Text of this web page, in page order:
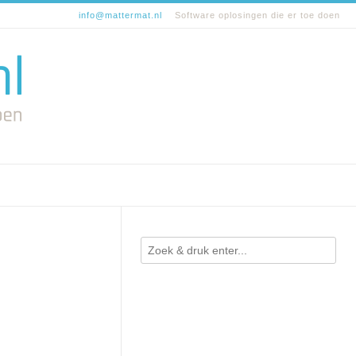
info@mattermat.nl Software oplosingen die er toe doen